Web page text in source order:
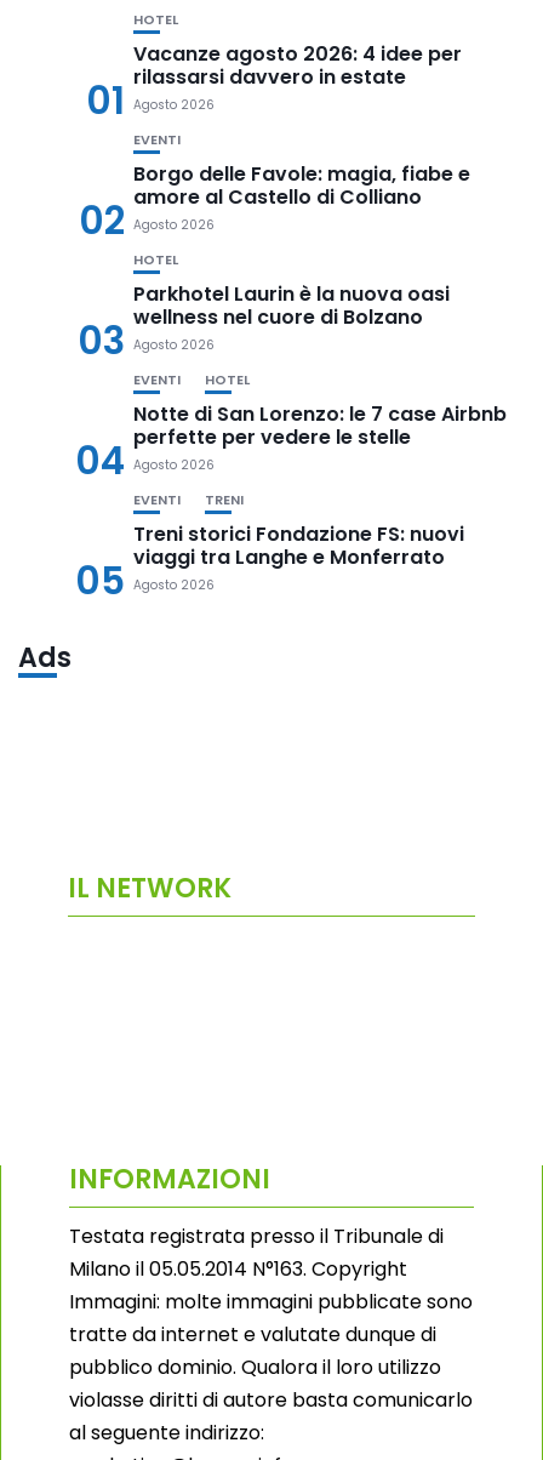
01
HOTEL
Vacanze agosto 2026: 4 idee per
rilassarsi davvero in estate
Agosto 2026
02
EVENTI
Borgo delle Favole: magia, fiabe e
amore al Castello di Colliano
Agosto 2026
03
HOTEL
Parkhotel Laurin è la nuova oasi
wellness nel cuore di Bolzano
Agosto 2026
04
EVENTI HOTEL
Notte di San Lorenzo: le 7 case Airbnb
perfette per vedere le stelle
Agosto 2026
05
EVENTI TRENI
Treni storici Fondazione FS: nuovi
viaggi tra Langhe e Monferrato
Agosto 2026
Ads
IL NETWORK
INFORMAZIONI
Testata registrata presso il Tribunale di
Milano il 05.05.2014 N°163. Copyright
Immagini: molte immagini pubblicate sono
tratte da internet e valutate dunque di
pubblico dominio. Qualora il loro utilizzo
violasse diritti di autore basta comunicarlo
al seguente indirizzo: